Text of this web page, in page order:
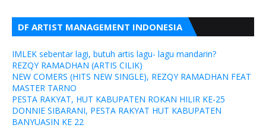
DF ARTIST MANAGEMENT INDONESIA
IMLEK sebentar lagi, butuh artis lagu- lagu mandarin?
REZQY RAMADHAN (ARTIS CILIK)
NEW COMERS (HITS NEW SINGLE), REZQY RAMADHAN FEAT
MASTER TARNO
PESTA RAKYAT, HUT KABUPATEN ROKAN HILIR KE-25
DONNIE SIBARANI, PESTA RAKYAT HUT KABUPATEN
BANYUASIN KE 22